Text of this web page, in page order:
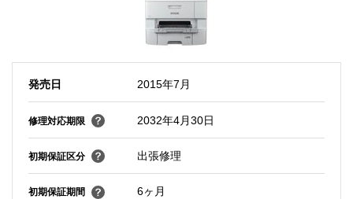
発売日 2015年7月
修理対応期限 2032年4月30日
初期保証区分 出張修理
初期保証期間 6ヶ月